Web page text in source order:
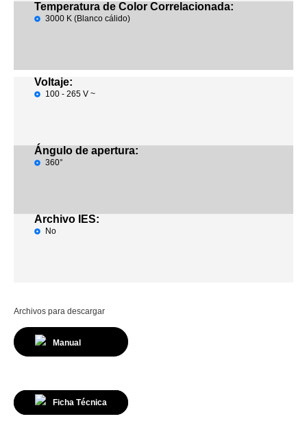
Temperatura de Color Correlacionada:
3000 K (Blanco cálido)
Voltaje:
100 - 265 V ~
Ángulo de apertura:
360°
Archivo IES:
No
Archivos para descargar
Manual
Ficha Técnica